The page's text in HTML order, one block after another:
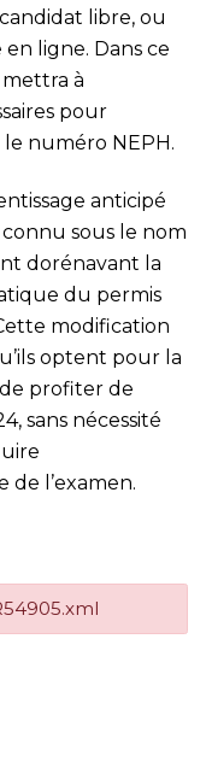
libre, ou
ligne. Dans ce
à
pour
le numéro NEPH.
anticipé
sous le nom
dorénavant la
du permis
modification
optent pour la
profiter de
sans nécessité
l’examen.